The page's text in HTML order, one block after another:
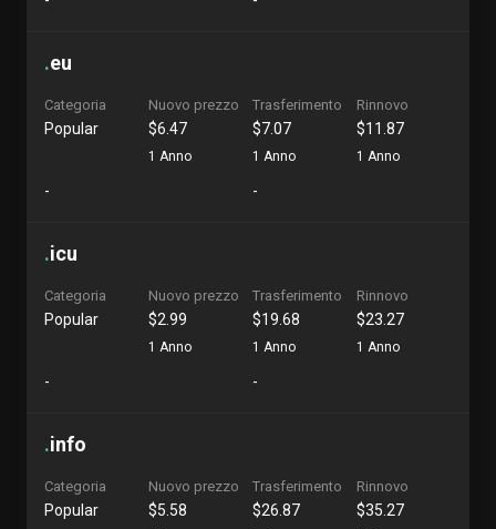
.eu
Categoria
Popular
Nuovo prezzo
$6.47
1 Anno
Trasferimento
$7.07
1 Anno
Rinnovo
$11.87
1 Anno
- -
.icu
Categoria
Popular
Nuovo prezzo
$2.99
1 Anno
Trasferimento
$19.68
1 Anno
Rinnovo
$23.27
1 Anno
- -
.info
Categoria
Popular
Nuovo prezzo
$5.58
Trasferimento
$26.87
Rinnovo
$35.27